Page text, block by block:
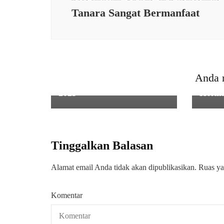
Tanara Sangat Bermanfaat
Anda
KWT
Tinggalkan Balasan
Alamat email Anda tidak akan dipublikasikan. Ruas
Komentar